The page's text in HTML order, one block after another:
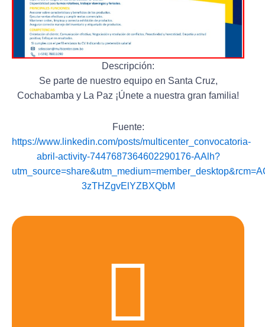
Descripción:
Se parte de nuestro equipo en Santa Cruz,
Cochabamba y La Paz ¡Únete a nuestra gran familia!
Fuente:
https://www.linkedin.com/posts/multicenter_convocatoria-
abril-activity-7447687364602290176-AAlh?
3zTHZgvElYZBXQbM
¡Regístrate en TalentPath y